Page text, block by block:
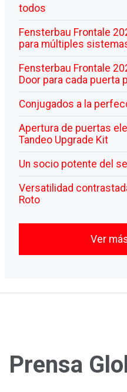
todos
Fensterbau Frontale
para múltiples
Fensterbau Frontale
Door para cada puerta
Conjugados a la
Apertura de puertas
Tandeo Upgrade Kit
Un socio potente del
Versatilidad
Roto
Ver
Prensa